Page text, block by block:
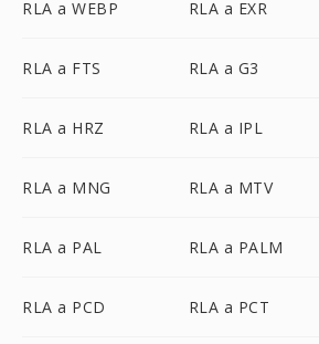
RLA a WEBP RLA a EXR
RLA a FTS RLA a G3
RLA a HRZ RLA a IPL
RLA a MNG RLA a MTV
RLA a PAL RLA a PALM
RLA a PCD RLA a PCT